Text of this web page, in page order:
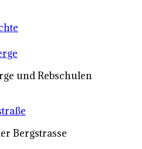
und Rebschulen
Bergstrasse